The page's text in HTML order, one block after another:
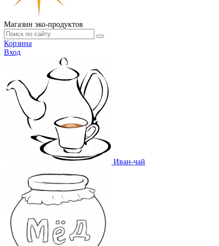
Магазин эко-продуктов
Корзина
Вход
Иван-чай